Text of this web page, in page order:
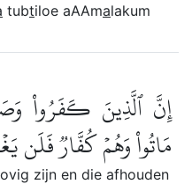
tubtiloe aAAmalakum
إِنَّ ٱلَّذِينَ كَفَرُواْ
مَاتُواْ وَهُمۡ كُفَّارٞ فَلَن
zijn en die afhouden